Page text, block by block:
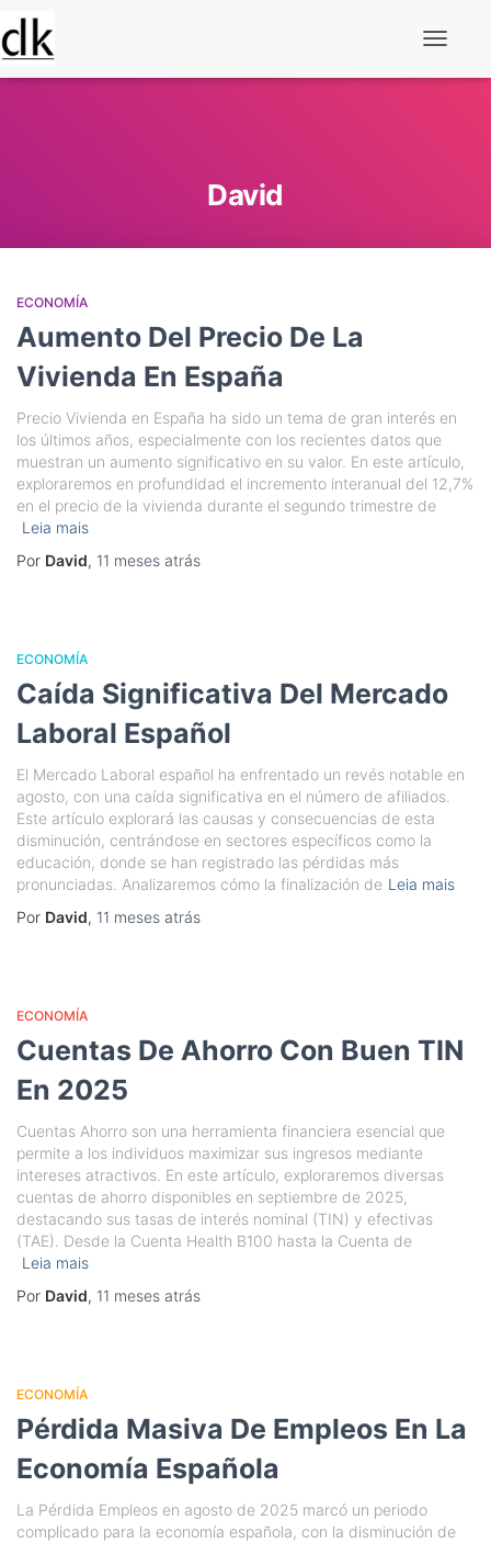
David
ECONOMÍA
Aumento Del Precio De La
Vivienda En España
Precio Vivienda en España ha sido un tema de gran interés en
los últimos años, especialmente con los recientes datos que
muestran un aumento significativo en su valor. En este artículo,
exploraremos en profundidad el incremento interanual del 12,7%
en el precio de la vivienda durante el segundo trimestre de
Leia mais
Por David, 11 meses atrás
ECONOMÍA
Caída Significativa Del Mercado
Laboral Español
El Mercado Laboral español ha enfrentado un revés notable en
agosto, con una caída significativa en el número de afiliados.
Este artículo explorará las causas y consecuencias de esta
disminución, centrándose en sectores específicos como la
educación, donde se han registrado las pérdidas más
pronunciadas. Analizaremos cómo la finalización de Leia mais
Por David, 11 meses atrás
ECONOMÍA
Cuentas De Ahorro Con Buen TIN
En 2025
Cuentas Ahorro son una herramienta financiera esencial que
permite a los individuos maximizar sus ingresos mediante
intereses atractivos. En este artículo, exploraremos diversas
cuentas de ahorro disponibles en septiembre de 2025,
destacando sus tasas de interés nominal (TIN) y efectivas
(TAE). Desde la Cuenta Health B100 hasta la Cuenta de
Leia mais
Por David, 11 meses atrás
ECONOMÍA
Pérdida Masiva De Empleos En La
Economía Española
La Pérdida Empleos en agosto de 2025 marcó un periodo
complicado para la economía española, con la disminución de